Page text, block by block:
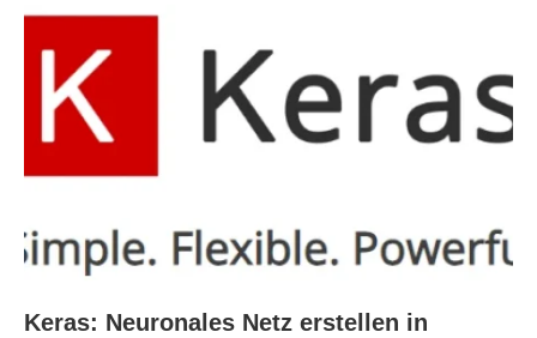
Keras: Neuronales Netz erstellen in